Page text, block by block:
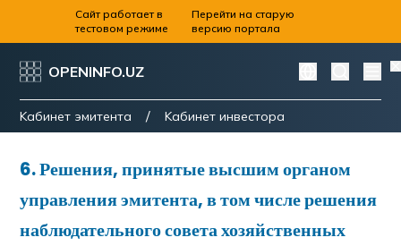
Сайт работает в
тестовом режиме
Перейти на старую
версию портала
OPENINFO.UZ
Kабинет эмитента / Kабинет инвестора
6.Решения, принятые высшим органом
управления эмитента, в том числе решения
наблюдательного совета хозяйственных